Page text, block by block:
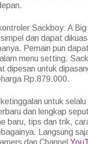
Sackboy: A
dan dapat
Pemain pun
menu setting.
dipesan untuk
Rp.879.000.
untuk
dan lengkap
baru, tips dan trik,
Langsung
dan Channel